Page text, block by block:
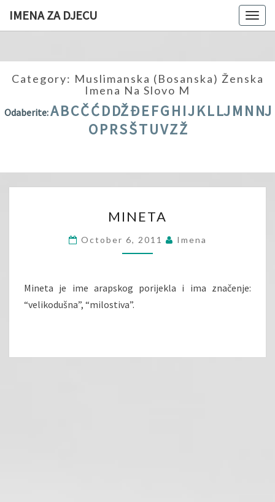
IMENA ZA DJECU
Category: Muslimanska (bosanska) Ženska
Imena Na Slovo M
Odaberite:ABCČĆDDŽĐEFGHIJKLLJMNNJ
OPRSŠTUVZŽ
MINETA
October 6, 2011 Imena
Mineta je ime arapskog porijekla i ima značenje:
“velikodušna”, “milostiva”.